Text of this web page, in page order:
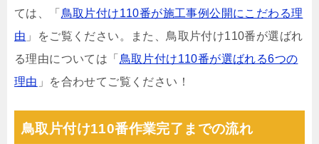
ては、「 鳥取片付け110番が施工事例公開にこだわる理
由 」をご覧ください。また、鳥取片付け110番が選ばれ
る理由については「 鳥取片付け110番が選ばれる6つの
理由 」を合わせてご覧ください！
鳥取片付け110番作業完了までの流れ